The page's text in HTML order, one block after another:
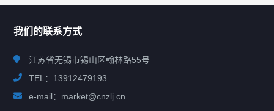
我们的联系方式
江苏省无锡市锡山区翰林路55号
TEL：13912479193
e-mail：market@cnzlj.cn